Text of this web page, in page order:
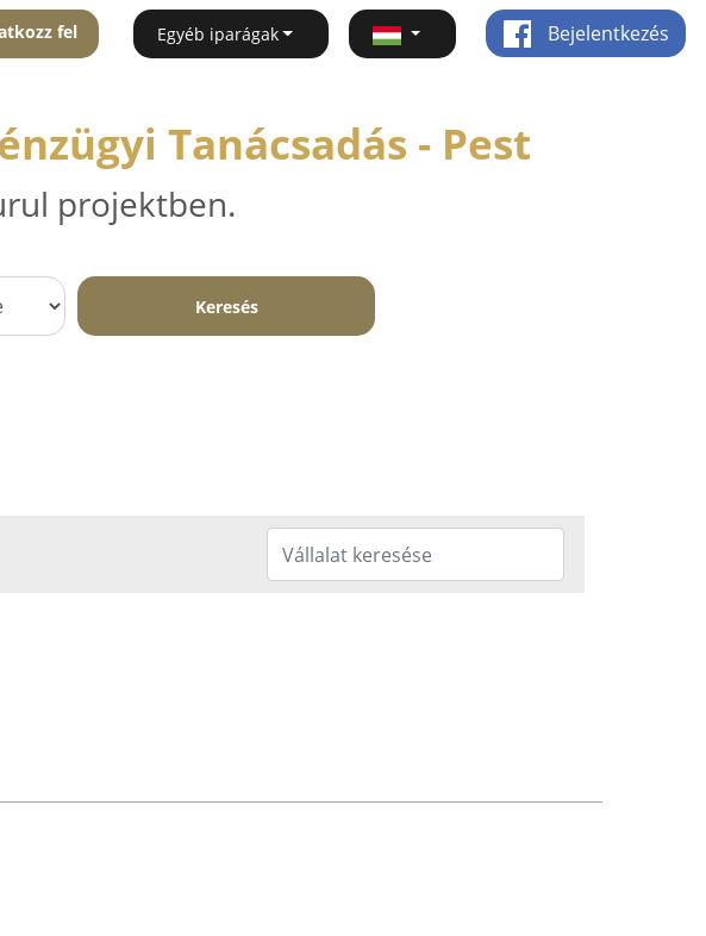
fel Egyéb iparágak Bejelentkezés
Tanácsadás - Pest
projektben.
Keresés